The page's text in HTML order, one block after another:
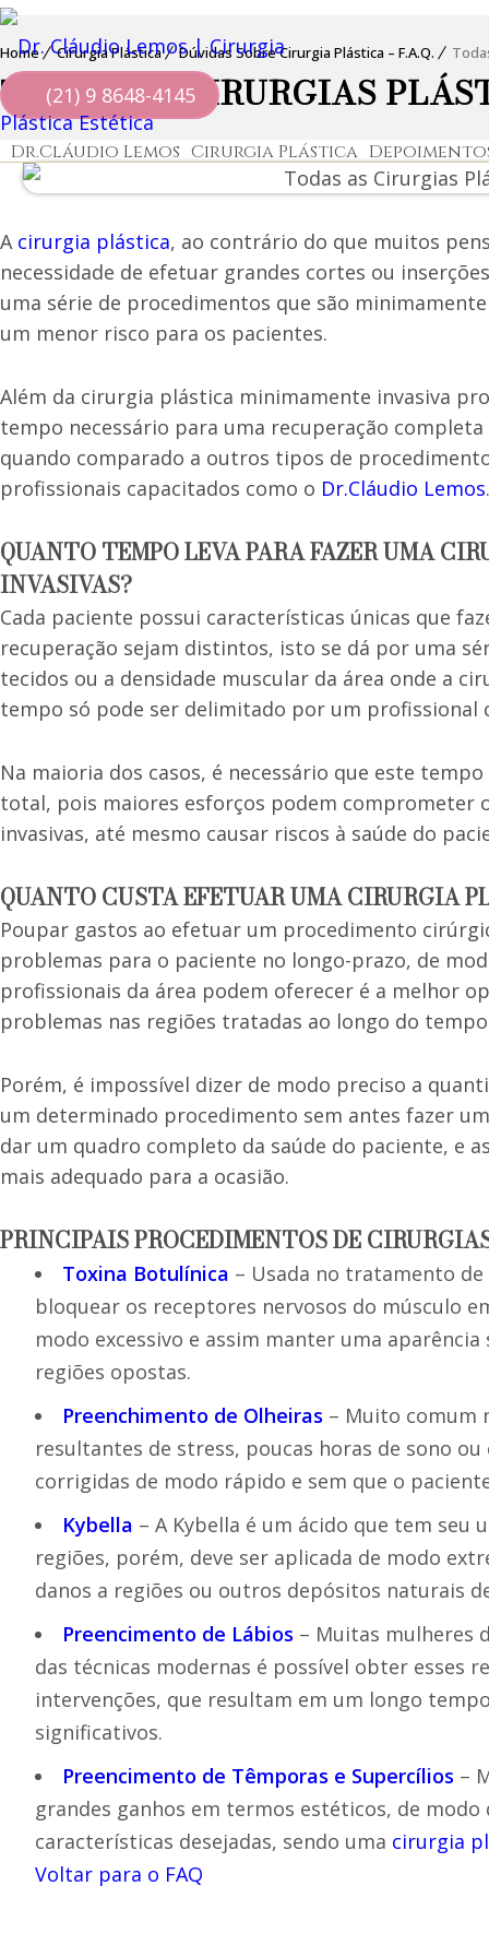
(21) 9 8648-4145
Dr.Cláudio Lemos Cirurgia Plástica
Home Cirurgia Plástica Dúvidas Sobre Cirurgia Plástica – F.A.Q.
TODAS AS CIRURGIAS
A cirurgia plástica, ao contrário do que muitos
necessidade de efetuar grandes cortes ou
uma série de procedimentos que são
um menor risco para os pacientes.
Além da cirurgia plástica minimamente invasiva
tempo necessário para uma recuperação
quando comparado a outros tipos de
profissionais capacitados como o Dr.Cláudio Lemos.
QUANTO TEMPO LEVA PARA FAZER UMA
INVASIVAS?
Cada paciente possui características únicas que
recuperação sejam distintos, isto se dá por uma
tecidos ou a densidade muscular da área onde a
tempo só pode ser delimitado por um profissional
Na maioria dos casos, é necessário que este
total, pois maiores esforços podem comprometer
invasivas, até mesmo causar riscos à saúde do
QUANTO CUSTA EFETUAR UMA CIRURGIA
Poupar gastos ao efetuar um procedimento
problemas para o paciente no longo-prazo, de
profissionais da área podem oferecer é a melhor
problemas nas regiões tratadas ao longo do
Porém, é impossível dizer de modo preciso a
um determinado procedimento sem antes fazer
dar um quadro completo da saúde do paciente, e
mais adequado para a ocasião.
PRINCIPAIS PROCEDIMENTOS DE
Toxina Botulínica – Usada no tratamento
bloquear os receptores nervosos do músculo
modo excessivo e assim manter uma
regiões opostas.
Preenchimento de Olheiras – Muito comum
resultantes de stress, poucas horas de sono
corrigidas de modo rápido e sem que o
Kybella – A Kybella é um ácido que tem seu
regiões, porém, deve ser aplicada de modo
danos a regiões ou outros depósitos naturais
Preencimento de Lábios – Muitas mulheres
das técnicas modernas é possível obter esses
intervenções, que resultam em um longo
significativos.
Preencimento de Têmporas e Supercílios –
grandes ganhos em termos estéticos, de
características desejadas, sendo uma cirurgia
Voltar para o FAQ